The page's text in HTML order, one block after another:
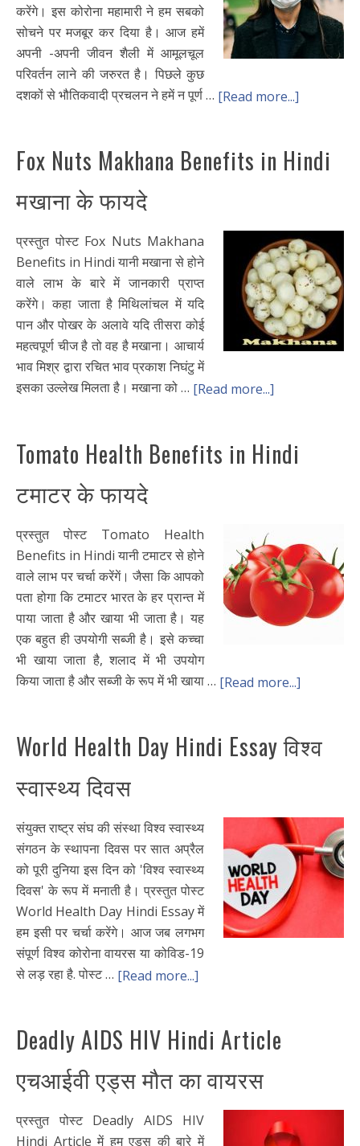
करेंगे। इस कोरोना महामारी ने हम सबको
सोचने पर मजबूर कर दिया है। आज हमें
अपनी -अपनी जीवन शैली में आमूलचूल
परिवर्तन लाने की जरुरत है। पिछले कुछ
दशकों से भौतिकवादी प्रचलन ने हमें न पूर्ण … [Read more...]
Fox Nuts Makhana Benefits in Hindi
मखाना के फायदे
प्रस्तुत पोस्ट Fox Nuts Makhana
Benefits in Hindi यानी मखाना से होने
वाले लाभ के बारे में जानकारी प्राप्त
करेंगे। कहा जाता है मिथिलांचल में यदि
पान और पोखर के अलावे यदि तीसरा कोई
महत्वपूर्ण चीज है तो वह है मखाना। आचार्य
भाव मिश्र द्वारा रचित भाव प्रकाश निघंटु में
इसका उल्लेख मिलता है। मखाना को … [Read more...]
Tomato Health Benefits in Hindi
टमाटर के फायदे
प्रस्तुत पोस्ट Tomato Health
Benefits in Hindi यानी टमाटर से होने
वाले लाभ पर चर्चा करेंगें। जैसा कि आपको
पता होगा कि टमाटर भारत के हर प्रान्त में
पाया जाता है और खाया भी जाता है। यह
एक बहुत ही उपयोगी सब्जी है। इसे कच्चा
भी खाया जाता है, शलाद में भी उपयोग
किया जाता है और सब्जी के रूप में भी खाया … [Read more...]
World Health Day Hindi Essay विश्व
स्वास्थ्य दिवस
संयुक्त राष्ट्र संघ की संस्था विश्व स्वास्थ्य
संगठन के स्थापना दिवस पर सात अप्रैल
को पूरी दुनिया इस दिन को 'विश्व स्वास्थ्य
दिवस' के रूप में मनाती है। प्रस्तुत पोस्ट
World Health Day Hindi Essay में
हम इसी पर चर्चा करेंगे। आज जब लगभग
संपूर्ण विश्व कोरोना वायरस या कोविड-19
से लड़ रहा है. पोस्ट … [Read more...]
Deadly AIDS HIV Hindi Article
एचआईवी एड्स मौत का वायरस
प्रस्तुत पोस्ट Deadly AIDS HIV
Hindi Article में हम एड्स की बारे में